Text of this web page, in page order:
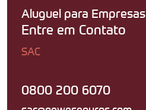
Aluguel para Empresas
Entre em Contato
SAC
0800 200 6070